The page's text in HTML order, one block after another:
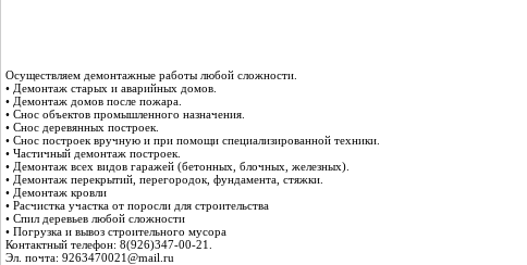
Осуществляем демонтажные работы любой сложности.
• Демонтаж старых и аварийных домов.
• Демонтаж домов после пожара.
• Снос объектов промышленного назначения.
• Снос деревянных построек.
• Снос построек вручную и при помощи специализированной техники.
• Частичный демонтаж построек.
• Демонтаж всех видов гаражей (бетонных, блочных, железных).
• Демонтаж перекрытий, перегородок, фундамента, стяжки.
• Демонтаж кровли
• Расчистка участка от поросли для строительства
• Спил деревьев любой сложности
• Погрузка и вывоз строительного мусора
Контактный телефон: 8(926)347-00-21.
Эл. почта: 9263470021@mail.ru